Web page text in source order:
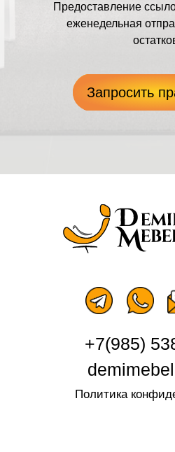
Запросить
Предоставление
еженедельная
+7(985) 538-05-45
demimebel@bk.ru
Мы принимаем к
СБП